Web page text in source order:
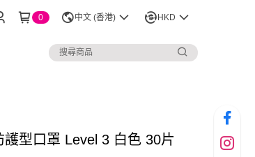
0 中文 (香港) HKD
型口罩 Level 3 白色 30片